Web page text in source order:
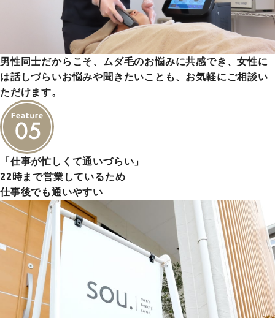
男性同士だからこそ、ムダ毛のお悩みに共感でき、女性に
は話しづらいお悩みや聞きたいことも、お気軽にご相談い
ただけます。
「仕事が忙しくて通いづらい」
22時まで営業しているため
仕事後でも通いやすい